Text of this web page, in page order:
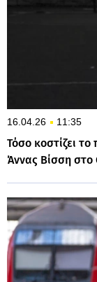
16.04.26 11:35
Τόσο κοστίζει το
Άννας Βίσση